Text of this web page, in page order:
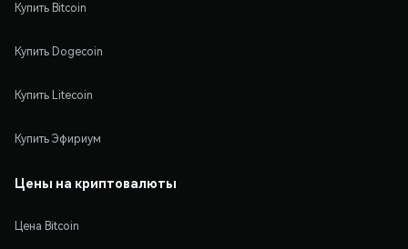
Купить Bitcoin
Купить Dogecoin
Купить Litecoin
Купить Эфириум
Цены на криптовалюты
Цена Bitcoin